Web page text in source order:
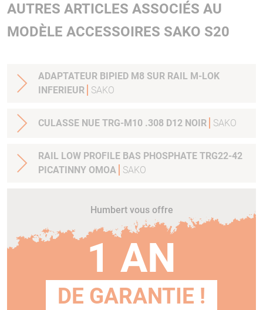
AUTRES ARTICLES ASSOCIÉS AU
MODÈLE ACCESSOIRES SAKO S20
ADAPTATEUR BIPIED M8 SUR RAIL M-LOK
INFERIEUR
SAKO
CULASSE NUE TRG-M10 .308 D12 NOIR SAKO
RAIL LOW PROFILE BAS PHOSPHATE TRG22-42
PICATINNY OMOA
SAKO
Humbert vous offre
1 AN
DE GARANTIE !